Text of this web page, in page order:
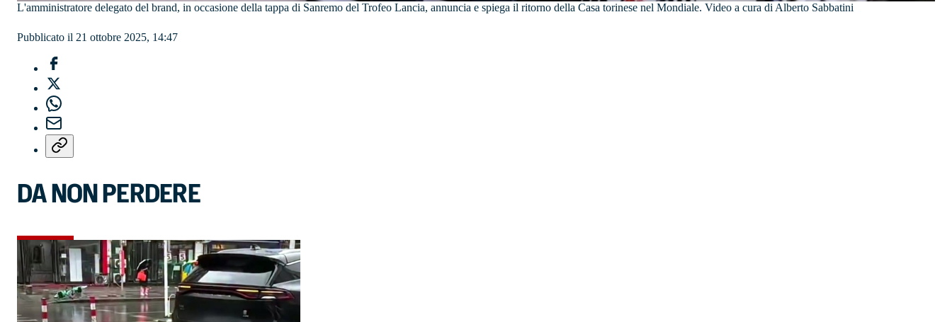
L'amministratore delegato del brand, in occasione della tappa di Sanremo del Trofeo Lancia, annuncia e spiega il ritorno della Casa torinese nel Mondiale. Video a cura di Alberto Sabbatini
Pubblicato il 21 ottobre 2025, 14:47
DA NON PERDERE